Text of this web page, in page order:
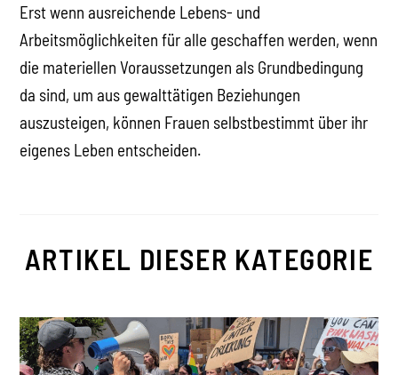
Erst wenn ausreichende Lebens- und
Arbeitsmöglichkeiten für alle geschaffen werden, wenn
die materiellen Voraussetzungen als Grundbedingung
da sind, um aus gewalttätigen Beziehungen
auszusteigen, können Frauen selbstbestimmt über ihr
eigenes Leben entscheiden.
ARTIKEL DIESER KATEGORIE